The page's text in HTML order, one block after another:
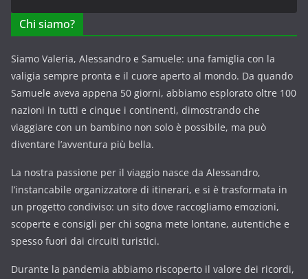
Chi siamo?
Siamo Valeria, Alessandro e Samuele: una famiglia con la
valigia sempre pronta e il cuore aperto al mondo. Da quando
Samuele aveva appena 50 giorni, abbiamo esplorato oltre 100
nazioni in tutti e cinque i continenti, dimostrando che
viaggiare con un bambino non solo è possibile, ma può
diventare l’avventura più bella.
La nostra passione per il viaggio nasce da Alessandro,
l’instancabile organizzatore di itinerari, e si è trasformata in
un progetto condiviso: un sito dove raccogliamo emozioni,
scoperte e consigli per chi sogna mete lontane, autentiche e
spesso fuori dai circuiti turistici.
Durante la pandemia abbiamo riscoperto il valore dei ricordi,